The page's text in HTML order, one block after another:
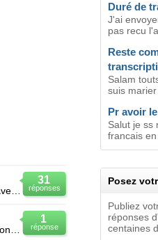
31
réponses
Bonsoir a toute et a tous j’espère que vous allez tous bien et que vous avez tous le moral ! j'ai
1
réponse
Duré de
J'ai
pas recu
Reste
Salam
suis marier
Pr avoir
Salut je ss
francais en
Posez
Publiez
réponses
centaines